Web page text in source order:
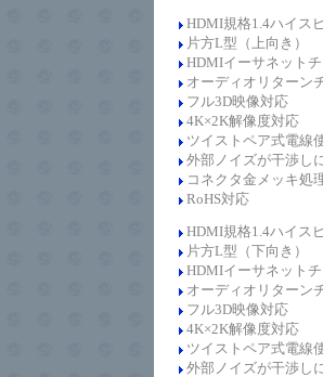
HDMI規格1.4ハイス
片方L型（上向き）
HDMIイーサネット
オーディオリターン
フル3D映像対応
4K×2K解像度対応
ツイストペア式電線
外部ノイズが干渉し
コネクタ金メッキ処
RoHS対応
HDMI規格1.4ハイス
片方L型（下向き）
HDMIイーサネット
オーディオリターン
フル3D映像対応
4K×2K解像度対応
ツイストペア式電線
外部ノイズが干渉し